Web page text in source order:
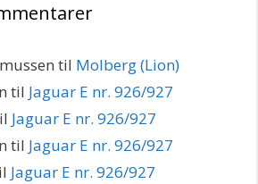
til Molberg (Lion)
til Jaguar E nr. 926/927
Jaguar E nr. 926/927
til Jaguar E nr. 926/927
Jaguar E nr. 926/927